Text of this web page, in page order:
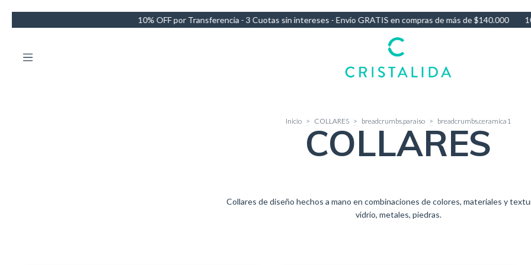
OFF por Transferencia - 3 Cuotas sin intereses - Envío GRATIS en compras de más de $140.000 10% OFF por Transferencia - 3 Cuotas
Inicio > COLLARES > breadcrumbs.paraiso > breadcrumbs.ceramica1
COLLARES
Collares de diseño hechos a mano en combinaciones de colores, materiales y
vidrio, metales, piedras.